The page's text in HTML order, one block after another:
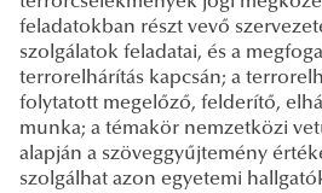
feladatokban részt vevő
szolgálatok feladatai, és a
terrorelhárítás kapcsán; a
folytatott megelőző, felderítő,
munka; a témakör nemzetközi
alapján a szöveggyűjtemény
szolgálhat azon egyetemi